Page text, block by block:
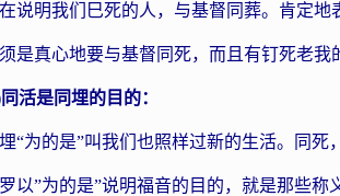
说明我们巳死的人，与基督同葬。肯定
是真心地要与基督同死，而且有钉死老
同活是同埋的目的：
“为的是”叫我们也照样过新的生活。同
以”为的是”说明福音的目的，就是那些